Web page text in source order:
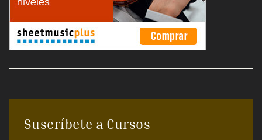
Suscríbete a Cursos